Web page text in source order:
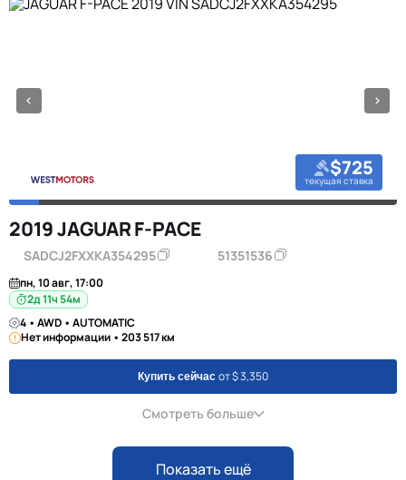
$725
текущая ставка
2019 JAGUAR F-PACE
SADCJ2FXXKA354295 51351536
пн, 10 авг, 17:00
2д 11ч 54м
4 • AWD • AUTOMATIC
Нет информации • 203 517 км
Купить сейчас от $ 3,350
Смотреть больше
Показать ещё